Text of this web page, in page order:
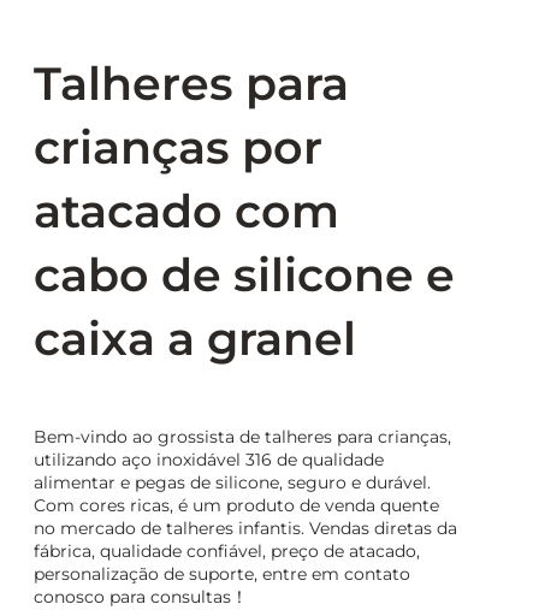
Talheres para
crianças por
atacado com
cabo de silicone e
caixa a granel
Bem-vindo ao grossista de talheres para crianças,
utilizando aço inoxidável 316 de qualidade
alimentar e pegas de silicone, seguro e durável.
Com cores ricas, é um produto de venda quente
no mercado de talheres infantis. Vendas diretas da
fábrica, qualidade confiável, preço de atacado,
personalização de suporte, entre em contato
conosco para consultas！